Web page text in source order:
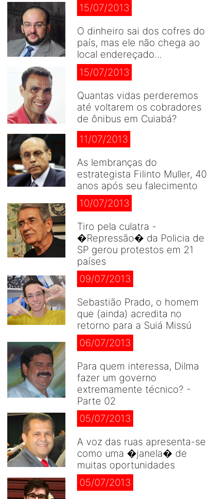
15/07/2013
O dinheiro sai dos cofres do
país, mas ele não chega ao
local endereçado...
15/07/2013
Quantas vidas perderemos
até voltarem os cobradores
de ônibus em Cuiabá?
11/07/2013
As lembranças do
estrategista Filinto Muller, 40
anos após seu falecimento
10/07/2013
Tiro pela culatra -
�Repressão� da Policia de
SP gerou protestos em 21
países
09/07/2013
Sebastião Prado, o homem
que (ainda) acredita no
retorno para a Suiá Missú
06/07/2013
Para quem interessa, Dilma
fazer um governo
extremamente técnico? -
Parte 02
05/07/2013
A voz das ruas apresenta-se
como uma �janela� de
muitas oportunidades
05/07/2013